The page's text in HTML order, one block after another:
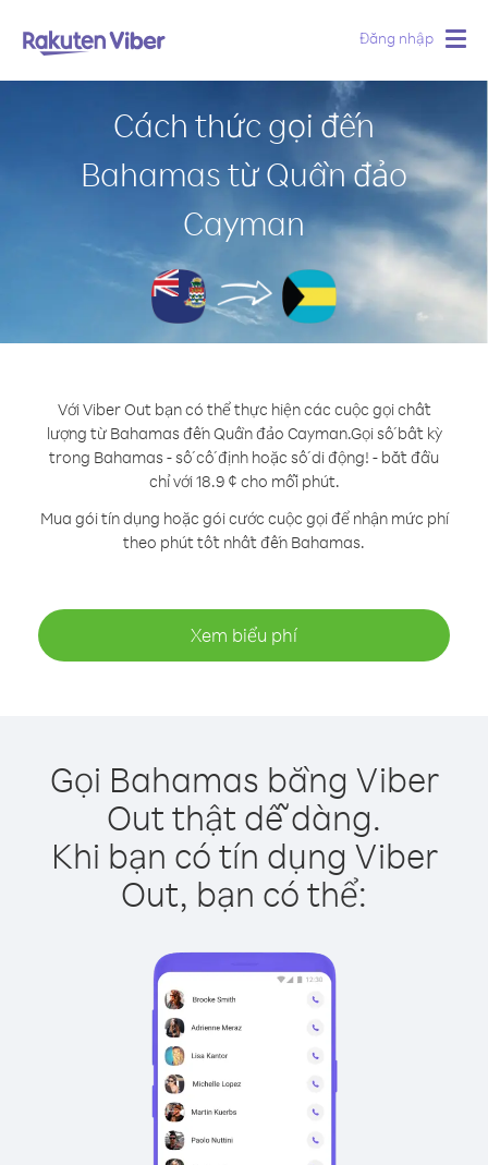
Đăng nhập
Cách thức gọi đến
Bahamas từ Quần đảo
Cayman
Với Viber Out bạn có thể thực hiện các cuộc gọi chất
lượng từ Bahamas đến Quần đảo Cayman.Gọi số bất kỳ
trong Bahamas - số cố định hoặc số di động! - bắt đầu
chỉ với 18.9 ¢ cho mỗi phút.
Mua gói tín dụng hoặc gói cước cuộc gọi để nhận mức phí
theo phút tốt nhất đến Bahamas.
Xem biểu phí
Gọi Bahamas bằng Viber
Out thật dễ dàng.
Khi bạn có tín dụng Viber
Out, bạn có thể: